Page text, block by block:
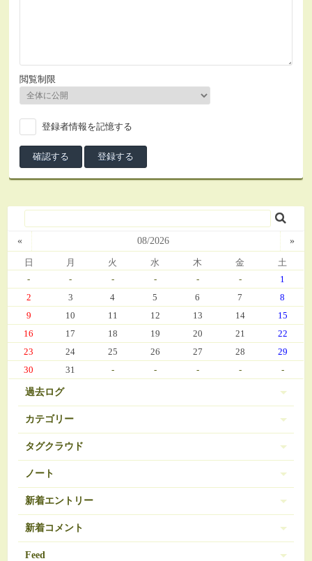
閲覧制限
登録者情報を記憶する
« 08/2026 »
日 月 火 水 木 金 土
- - - - - -
1
2
3 4 5 6 7
8
9
10 11 12 13 14
15
16
17 18 19 20 21
22
23
24 25 26 27 28
29
30
31 - - - - -
過去ログ
カテゴリー
伊豆 (303)
日常 (560)
娘の成長 (669)
ゲーム (342)
タグクラウド
BRAVELY DEFAULT
SDガンダム お弁当
お気に入り（私）
アーマードコア エランシア
ノート
ノートは登録されていません。
新着エントリー
javascript 再勉強中
新着コメント
Re:エランシア DSH版SS
Feed